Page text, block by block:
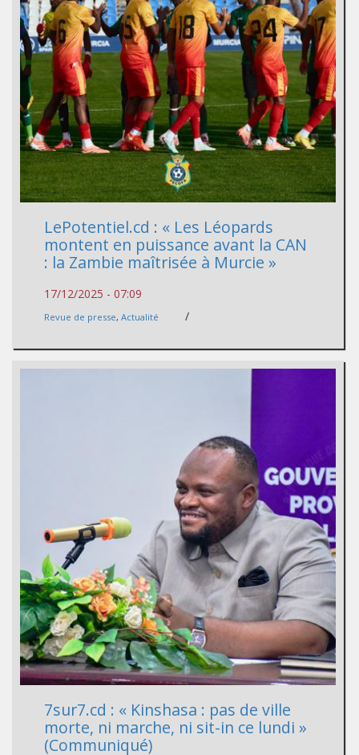
LePotentiel.cd : « Les Léopards
montent en puissance avant la CAN
: la Zambie maîtrisée à Murcie »
17/12/2025 - 07:09
Revue de presse, Actualité /
7sur7.cd : « Kinshasa : pas de ville
morte, ni marche, ni sit-in ce lundi »
(Communiqué)